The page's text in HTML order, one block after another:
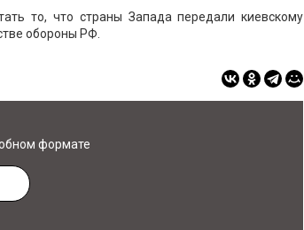
то, что страны Запада передали киевскому
обороны РФ.
формате